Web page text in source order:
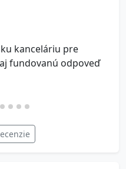
kanceláriu pre
fundovanú odpoveď